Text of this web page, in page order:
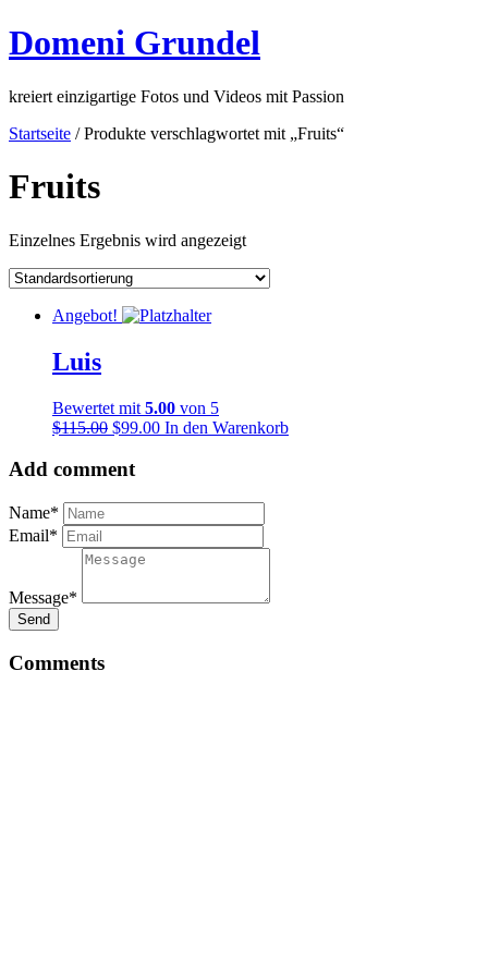
Domeni Grundel
kreiert einzigartige Fotos und Videos mit Passion
Startseite / Produkte verschlagwortet mit „Fruits“
Fruits
Einzelnes Ergebnis wird angezeigt
Angebot!
Luis
Bewertet mit 5.00 von 5
$115.00 $99.00 In den Warenkorb
Add comment
Name*
Email*
Message*
Send
Comments